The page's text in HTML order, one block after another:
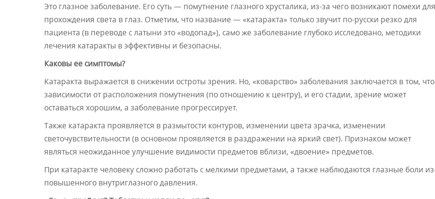
Это глазное заболевание. Его суть — помутнение глазного хрусталика, из-за чего возникают помехи для
прохождения света в глаз. Отметим, что название — «катаракта» только звучит по-русски резко для
пациента (в переводе с латыни это «водопад»), само же заболевание глубоко исследовано, методики
лечения катаракты в эффективны и безопасны.
Каковы ее симптомы?
Катаракта выражается в снижении остроты зрения. Но, «коварство» заболевания заключается в том,
зависимости от расположения помутнения (по отношению к центру), и его стадии, зрение может
оставаться хорошим, а заболевание прогрессирует.
Также катаракта проявляется в размытости контуров, изменении цвета зрачка, изменении
светочувствительности (в основном проявляется в раздражении на яркий свет). Признаком может
являться неожиданное улучшение видимости предметов вблизи, «двоение» предметов.
При катаракте человеку сложно работать с мелкими предметами, а также наблюдаются глазные боли
повышенного внутриглазного давления.